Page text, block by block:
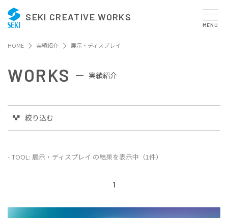
SEKI CREATIVE WORKS
MENU
HOME 実績紹介 展示・ディスプレイ
WORKS 実績紹介
絞り込む
- TOOL: 展示・ディスプレイ の結果を表示中（1件）
1